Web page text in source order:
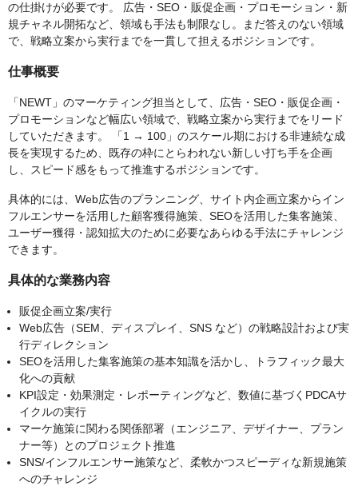
の仕掛けが必要です。 広告・SEO・販促企画・プロモーション・新
規チャネル開拓など、領域も手法も制限なし。まだ答えのない領域
で、戦略立案から実行までを一貫して担えるポジションです。
仕事概要
「NEWT」のマーケティング担当として、広告・SEO・販促企画・
プロモーションなど幅広い領域で、戦略立案から実行までをリード
していただきます。 「1 → 100」のスケール期における非連続な成
長を実現するため、既存の枠にとらわれない新しい打ち手を企画
し、スピード感をもって推進するポジションです。
具体的には、Web広告のプランニング、サイト内企画立案からイン
フルエンサーを活用した顧客獲得施策、SEOを活用した集客施策、
ユーザー獲得・認知拡大のために必要なあらゆる手法にチャレンジ
できます。
具体的な業務内容
販促企画立案/実行
Web広告（SEM、ディスプレイ、SNS など）の戦略設計および実
行ディレクション
SEOを活用した集客施策の基本知識を活かし、トラフィック最大
化への貢献
KPI設定・効果測定・レポーティングなど、数値に基づくPDCAサ
イクルの実行
マーケ施策に関わる関係部署（エンジニア、デザイナー、プラン
ナー等）とのプロジェクト推進
SNS/インフルエンサー施策など、柔軟かつスピーディな新規施策
へのチャレンジ